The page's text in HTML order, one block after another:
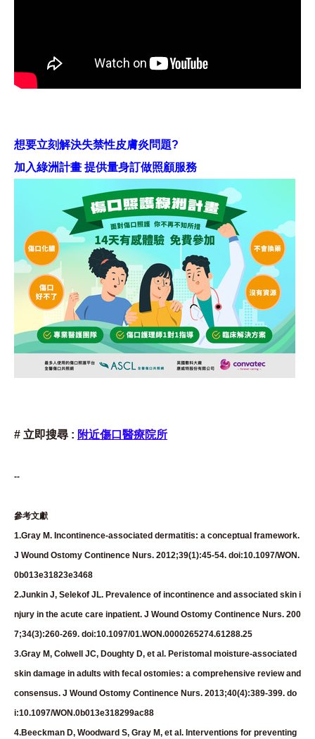
想要立刻解決失禁性皮膚炎問題?
加入綠洲計畫 提供量身訂做照顧服務
# 立即搜尋 : 附近傷口醫療院所
--
參考文獻
1.Gray M. Incontinence-associated dermatitis: a conceptual framework.
J Wound Ostomy Continence Nurs. 2012;39(1):45-54. doi:10.1097/WON.
0b013e31823e3468
2.Junkin J, Selekof JL. Prevalence of incontinence and associated skin i
njury in the acute care inpatient. J Wound Ostomy Continence Nurs. 200
7;34(3):260-269. doi:10.1097/01.WON.0000265274.61288.25
3.Gray M, Colwell JC, Doughty D, et al. Peristomal moisture-associated
skin damage in adults with fecal ostomies: a comprehensive review and
consensus. J Wound Ostomy Continence Nurs. 2013;40(4):389-399. do
i:10.1097/WON.0b013e318299ac88
4.Beeckman D, Woodward S, Gray M, et al. Interventions for preventing